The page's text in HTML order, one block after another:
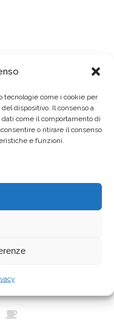
come i cookie per
dispositivo. Il consenso a
come il comportamento di
o ritirare il consenso
e funzioni.